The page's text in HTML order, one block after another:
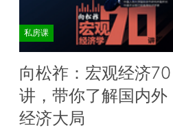
私房课
向松祚：宏观经济70
讲，带你了解国内外
经济大局